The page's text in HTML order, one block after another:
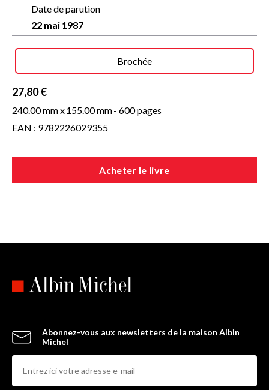
Date de parution
22 mai 1987
Brochée
27,80 €
240.00 mm x155.00 mm- 600 pages
EAN : 9782226029355
Acheter le livre
Abonnez-vous aux newsletters de la maison Albin
Michel